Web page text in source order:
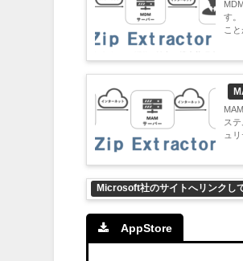
す
こ
ス
ュ
Microsoft社のサイトへリンクし
AppStore